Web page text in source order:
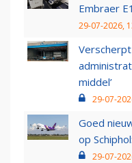
Embraer
29-07-2026,
middel’
29-07-
Goed
op
29-07-